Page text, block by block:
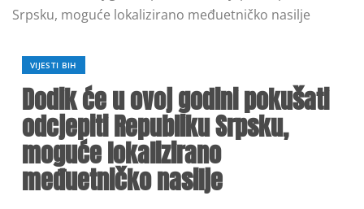
Srpsku, moguće lokalizirano međuetničko nasilje
VIJESTI BIH
Dodik će u ovoj godini pokušati
odcjepiti Republiku Srpsku,
moguće lokalizirano
međuetničko nasilje